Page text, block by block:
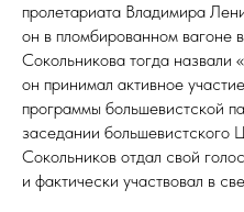
пролетариата Владимира
он в пломбированном вагоне
Сокольникова тогда назвали
он принимал активное
программы большевистской
заседании большевистского
Сокольников отдал свой
и фактически участвовал в